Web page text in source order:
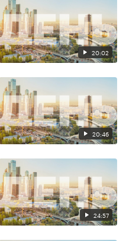
20:02
20:46
24:57